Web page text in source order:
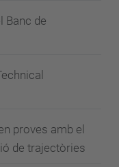
Banc de
proves amb el
de trajectòries